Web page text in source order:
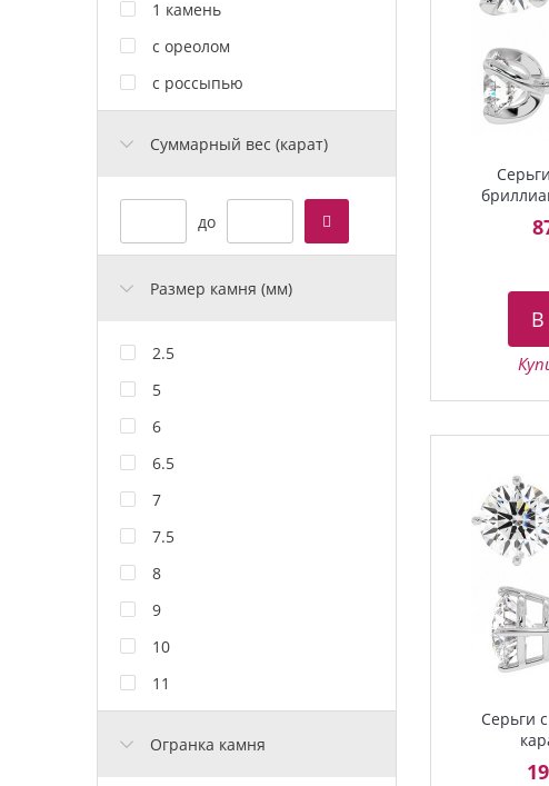
1 камень
с ореолом
с россыпью
Cуммарный вес (карат)
до
Размер камня (мм)
2.5
5
6
6.5
7
7.5
8
9
10
11
Огранка камня
В
Серьги